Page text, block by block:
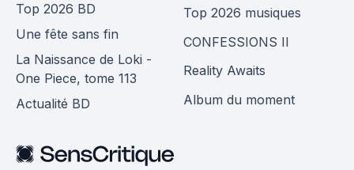
Top 2026 BD
Une fête sans fin
La Naissance de Loki -
One Piece, tome 113
Actualité BD
Top 2026 musiques
CONFESSIONS II
Reality Awaits
Album du moment